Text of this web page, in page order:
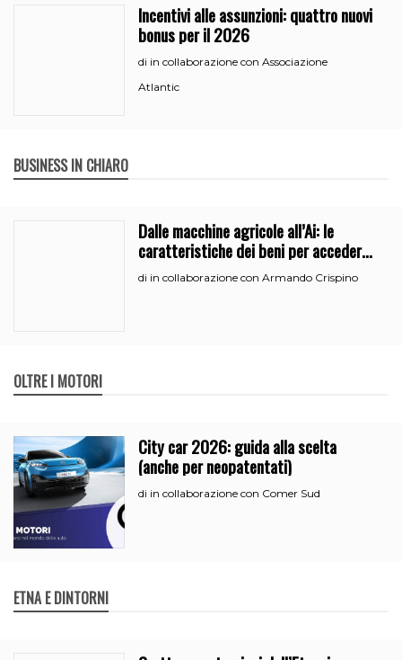
Incentivi alle assunzioni: quattro nuovi
bonus per il 2026
di in collaborazione con Associazione
Atlantic
BUSINESS IN CHIARO
Dalle macchine agricole all’Ai: le
caratteristiche dei beni per accedere
all’iperammortamento
di in collaborazione con Armando Crispino
OLTRE I MOTORI
City car 2026: guida alla scelta
(anche per neopatentati)
di in collaborazione con Comer Sud
ETNA E DINTORNI